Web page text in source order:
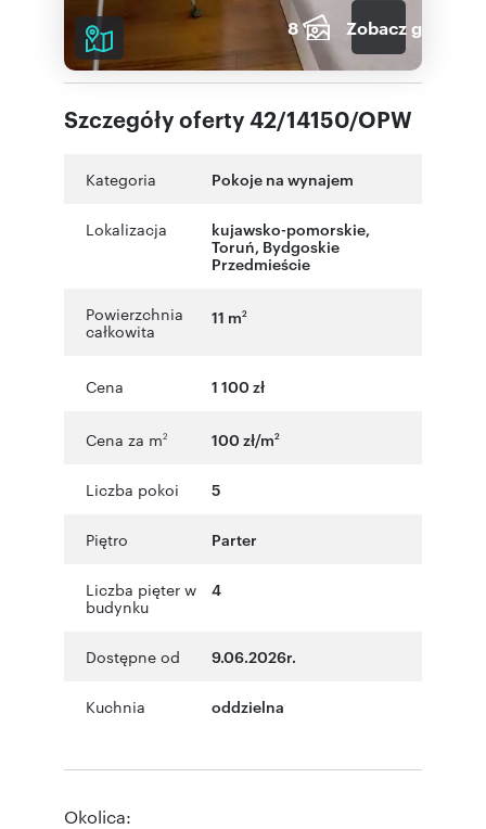
8 Zobacz galerię
Szczegóły oferty 42/14150/OPW
Kategoria Pokoje na wynajem
Lokalizacja kujawsko-pomorskie,
Toruń, Bydgoskie
Przedmieście
Powierzchnia
całkowita
11 m2
Cena 1 100 zł
Cena za m2 100 zł/m2
Liczba pokoi 5
Piętro Parter
Liczba pięter w
budynku
4
Dostępne od 9.06.2026r.
Kuchnia oddzielna
Okolica: